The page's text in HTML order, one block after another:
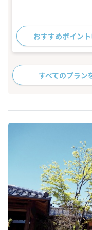
おすすめポイント
すべてのプラン